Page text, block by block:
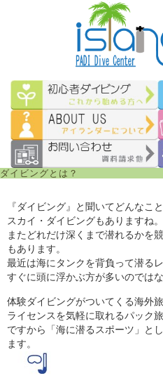
ダイビングとは？
『ダイビング』と聞いてどんなこ
スカイ・ダイビングもありますね。
またどれだけ深くまで潜れるかを
もあります。
最近は海にタンクを背負って潜る
すぐに頭に浮かぶ方が多いのでは
体験ダイビングがついてくる海外
ライセンスを気軽に取れるパック
ですから「海に潜るスポーツ」と
ます。